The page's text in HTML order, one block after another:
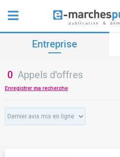
Entreprise
0 Appels d'offres
Enregistrer ma recherche